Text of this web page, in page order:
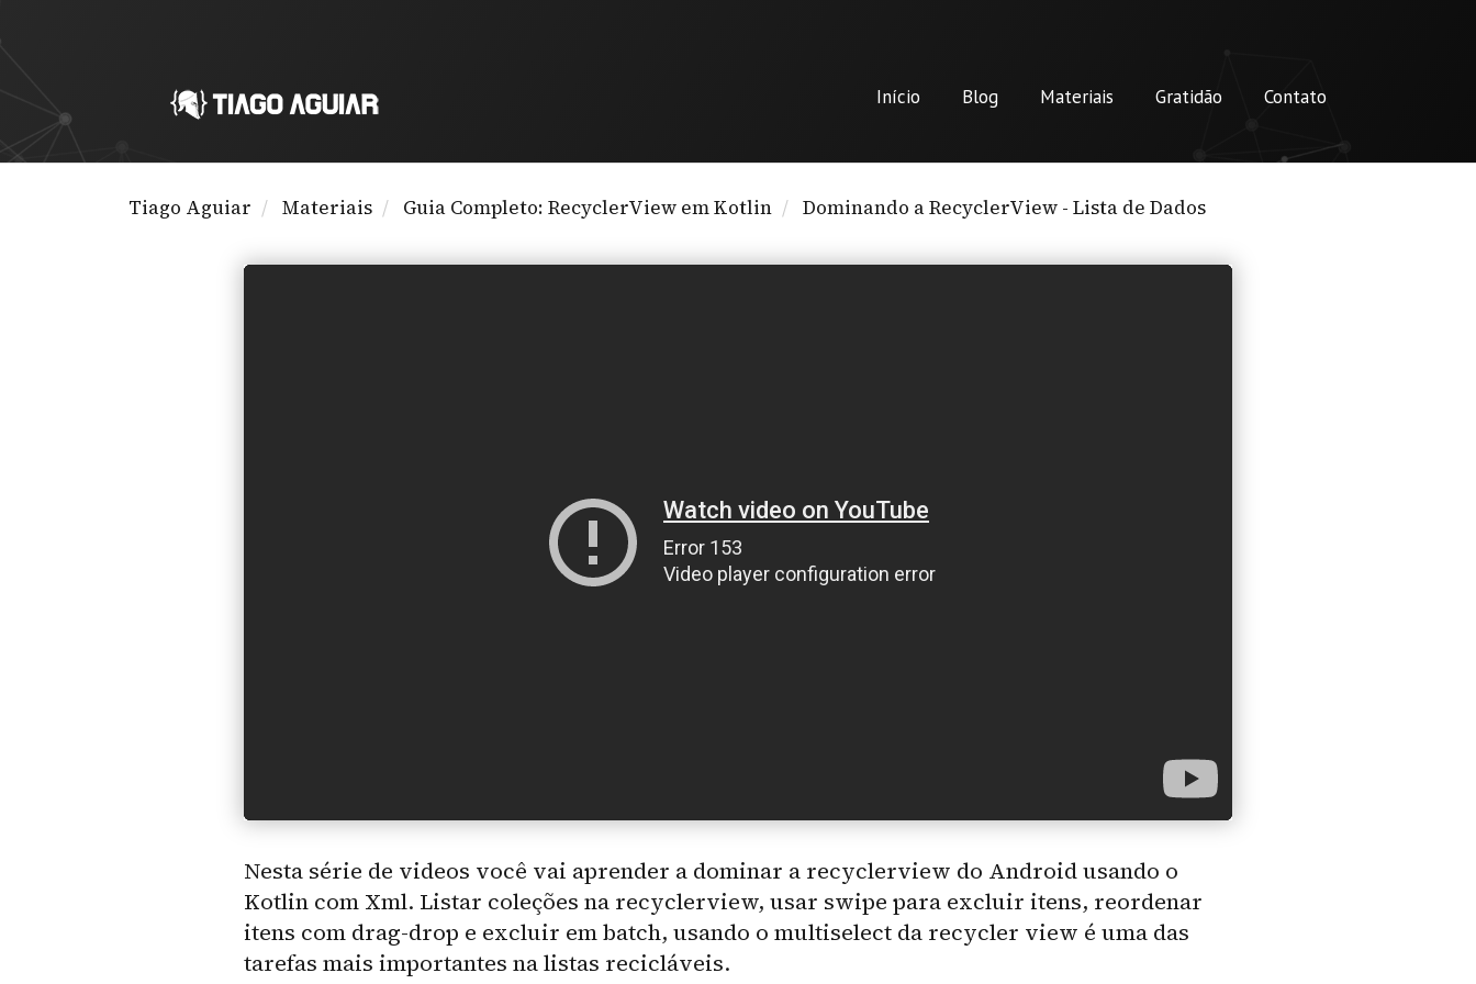
Início Blog Materiais Gratidão Contato
Tiago Aguiar Materiais Guia Completo: RecyclerView em Kotlin Dominando a RecyclerView - Lista de Dados
Nesta série de videos você vai aprender a dominar a recyclerview do Android usando o
Kotlin com Xml. Listar coleções na recyclerview, usar swipe para excluir itens, reordenar
itens com drag-drop e excluir em batch, usando o multiselect da recycler view é uma das
tarefas mais importantes na listas recicláveis.